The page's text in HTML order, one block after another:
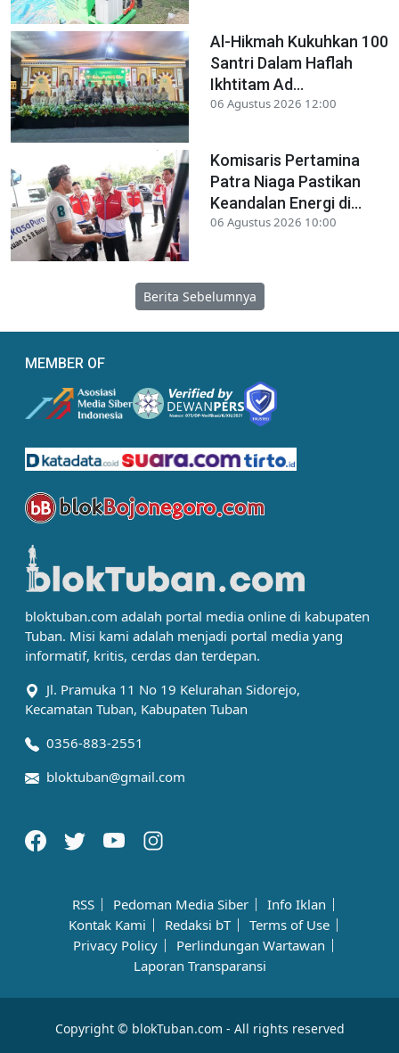
Al-Hikmah Kukuhkan 100
Santri Dalam Haflah
Ikhtitam Ad...
06 Agustus 2026 12:00
Komisaris Pertamina
Patra Niaga Pastikan
Keandalan Energi di...
06 Agustus 2026 10:00
Berita Sebelumnya
MEMBER OF
bloktuban.com adalah portal media online di kabupaten
Tuban. Misi kami adalah menjadi portal media yang
informatif, kritis, cerdas dan terdepan.
Jl. Pramuka 11 No 19 Kelurahan Sidorejo,
Kecamatan Tuban, Kabupaten Tuban
0356-883-2551
bloktuban@gmail.com
RSS Pedoman Media Siber
Info Iklan
Kontak Kami
Redaksi bT
Terms of Use
Privacy Policy
Perlindungan Wartawan
Laporan Transparansi
Copyright © blokTuban.com - All rights reserved